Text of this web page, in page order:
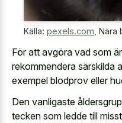
Källa: pexels.com Nära
För att avgöra vad som
rekommendera särskilda
exempel blodprov eller
Den vanligaste
tecken som ledde till